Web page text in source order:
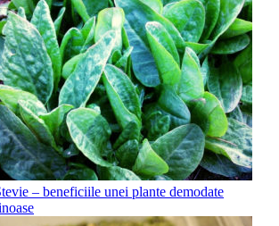
– beneficiile unei plante demodate